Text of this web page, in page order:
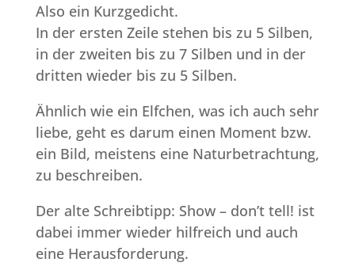
Also ein Kurzgedicht.
In der ersten Zeile stehen bis zu 5 Silben,
in der zweiten bis zu 7 Silben und in der
dritten wieder bis zu 5 Silben.
Ähnlich wie ein Elfchen, was ich auch sehr
liebe, geht es darum einen Moment bzw.
ein Bild, meistens eine Naturbetrachtung,
zu beschreiben.
Der alte Schreibtipp: Show – don’t tell! ist
dabei immer wieder hilfreich und auch
eine Herausforderung.